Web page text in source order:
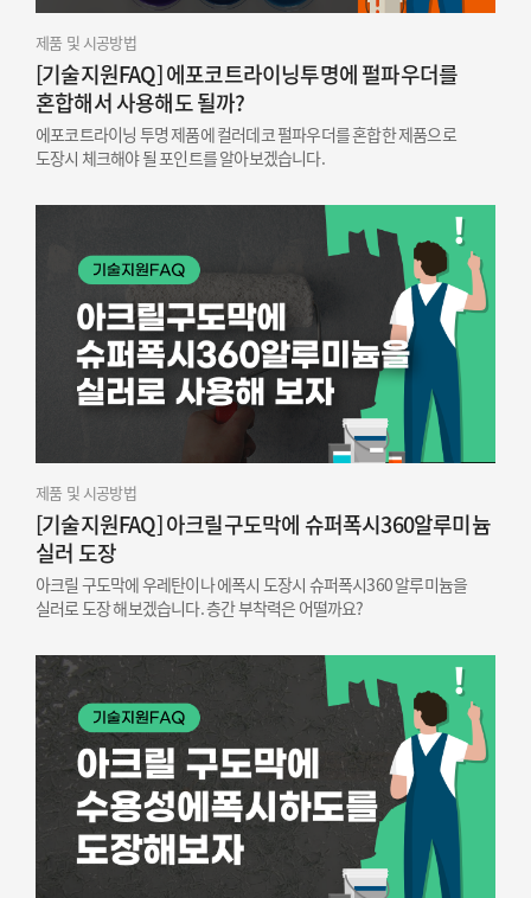
제품 및 시공방법
[기술지원FAQ] 에포코트라이닝투명에 펄파우더를
혼합해서 사용해도 될까?
에포코트라이닝 투명 제품에 컬러데코 펄파우더를 혼합한 제품으로
도장시 체크해야 될 포인트를 알아보겠습니다.
제품 및 시공방법
[기술지원FAQ] 아크릴구도막에 슈퍼폭시360알루미늄
실러 도장
아크릴 구도막에 우레탄이나 에폭시 도장시 슈퍼폭시360 알루미늄을
실러로 도장 해보겠습니다. 층간 부착력은 어떨까요?